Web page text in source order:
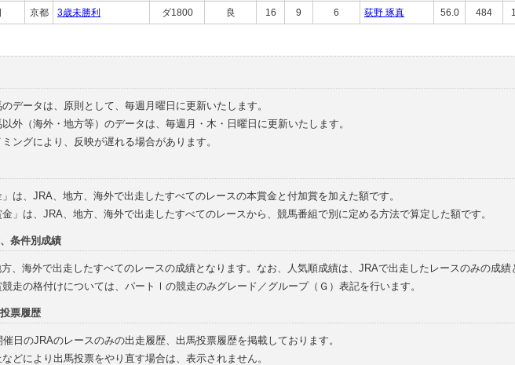
京都 3歳未勝利 ダ1800 良 16 9 6 荻野 琢真 56.0 484
データは、原則として、毎週月曜日に更新いたします。
外（海外・地方等）のデータは、毎週月・木・日曜日に更新いたします。
ングにより、反映が遅れる場合があります。
」は、JRA、地方、海外で出走したすべてのレースの本賞金と付加賞を加えた額です。
金」は、JRA、地方、海外で出走したすべてのレースから、競馬番組で別に定める方法で算定した額です。
条件別成績
、海外で出走したすべてのレースの成績となります。なお、人気順成績は、JRAで出走したレースのみの成績
走の格付けについては、パートⅠの競走のみグレード／グループ（Ｇ）表記を行います。
票履歴
催日のJRAのレースのみの出走履歴、出馬投票履歴を掲載しております。
どにより出馬投票をやり直す場合は、表示されません。